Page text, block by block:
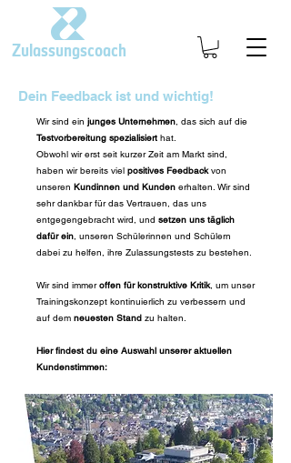
Zulassungscoach
Dein Feedback ist und wichtig!
Wir sind ein junges Unternehmen , das sich auf die
Testvorbereitung spezialisiert hat.
Obwohl wir erst seit kurzer Zeit am Markt sind,
haben wir bereits viel positives Feedbackvon
unseren Kundinnen und Kunden erhalten. Wir sind
sehr dankbar für das Vertrauen, das uns
entgegengebracht wird, und setzen uns täglich
dafür ein , unseren Schülerinnen und Schülern
dabei zu helfen, ihre Zulassungstests zu bestehen.
Wir sind immeroffen für konstruktive Kritik, um unser
Trainingskonzept kontinuierlich zu verbessern und
auf dem neuesten Stand zu halten.
Hier findest du eine Auswahl unserer aktuellen
Kundenstimmen: